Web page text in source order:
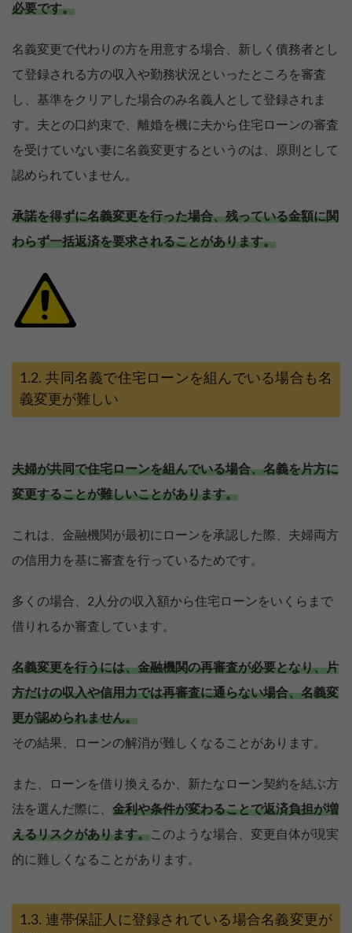
必要です。
名義変更で代わりの方を用意する場合、新しく債務者とし
て登録される方の収入や勤務状況といったところを審査
し、基準をクリアした場合のみ名義人として登録されま
す。夫との口約束で、離婚を機に夫から住宅ローンの審査
を受けていない妻に名義変更するというのは、原則として
認められていません。
承諾を得ずに名義変更を行った場合、残っている金額に関
わらず一括返済を要求されることがあります。
共同名義で住宅ローンを組んでいる場合も名
義変更が難しい
夫婦が共同で住宅ローンを組んでいる場合、名義を片方に
変更することが難しいことがあります。
これは、金融機関が最初にローンを承認した際、夫婦両方
の信用力を基に審査を行っているためです。
多くの場合、2人分の収入額から住宅ローンをいくらまで
借りれるか審査しています。
名義変更を行うには、金融機関の再審査が必要となり、片
方だけの収入や信用力では再審査に通らない場合、名義変
更が認められません。
その結果、ローンの解消が難しくなることがあります。
また、ローンを借り換えるか、新たなローン契約を結ぶ方
法を選んだ際に、 金利や条件が変わることで返済負担が増
えるリスクがあります。このような場合、変更自体が現実
的に難しくなることがあります。
連帯保証人に登録されている場合名義変更が